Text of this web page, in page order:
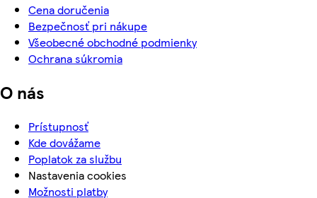
Cena doručenia
Bezpečnosť pri nákupe
Všeobecné obchodné podmienky
Ochrana súkromia
O nás
Prístupnosť
Kde dovážame
Poplatok za službu
Nastavenia cookies
Možnosti platby